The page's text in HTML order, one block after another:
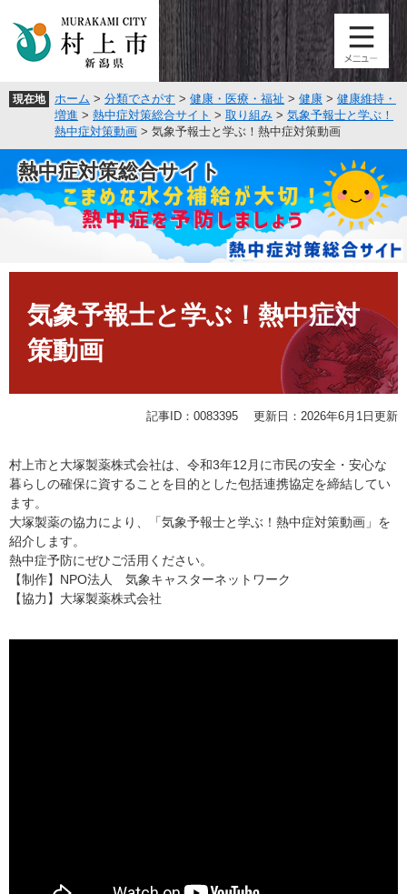
頭
飛
文
へ
現在地 ホーム > 分類でさがす > 健康・医療・福祉 > 健康 > 健康維持・
増進 > 熱中症対策総合サイト > 取り組み > 気象予報士と学ぶ！
熱中症対策動画 > 気象予報士と学ぶ！熱中症対策動画
熱中症対策総合サイト
気象予報士と学ぶ！熱中症対
策動画
記事ID：0083395 更新日：2026年6月1日更新
​村上市と大塚製薬株式会社は、令和3年12月に市民の安全・安心な
暮らしの確保に資することを目的とした包括連携協定を締結してい
ます。
大塚製薬の協力により、「気象予報士と学ぶ！熱中症対策動画」を
紹介します。
熱中症予防にぜひご活用ください。
【制作】NPO法人 気象キャスターネットワーク
【協力】大塚製薬株式会社